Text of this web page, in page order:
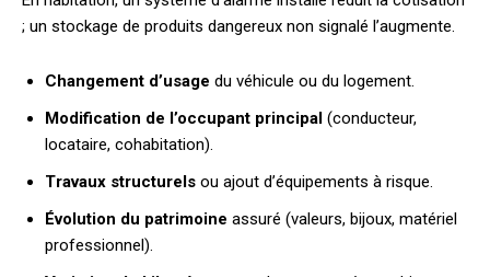
; un stockage de produits dangereux non signalé l’augmente.
Changement d’usage du véhicule ou du logement.
Modification de l’occupant principal (conducteur,
locataire, cohabitation).
Travaux structurels ou ajout d’équipements à risque.
Évolution du patrimoine assuré (valeurs, bijoux, matériel
professionnel).